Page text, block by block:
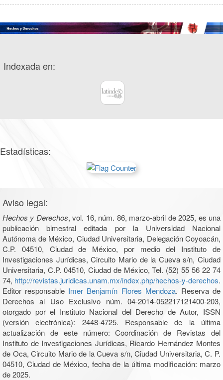
Indexada en:
Estadísticas:
Aviso legal:
Hechos y Derechos, vol. 16, núm. 86, marzo-abril de 2025, es una
publicación bimestral editada por la Universidad Nacional
Autónoma de México, Ciudad Universitaria, Delegación Coyoacán,
C.P. 04510, Ciudad de México, por medio del Instituto de
Investigaciones Jurídicas, Circuito Mario de la Cueva s/n, Ciudad
Universitaria, C.P. 04510, Ciudad de México, Tel. (52) 55 56 22 74
74, http://revistas.juridicas.unam.mx/index.php/hechos-y-derechos.
Editor responsable Imer Benjamín Flores Mendoza. Reserva de
Derechos al Uso Exclusivo núm. 04-2014-052217121400-203,
otorgado por el Instituto Nacional del Derecho de Autor, ISSN
(versión electrónica): 2448-4725. Responsable de la última
actualización de este número: Coordinación de Revistas del
Instituto de Investigaciones Jurídicas, Ricardo Hernández Montes
de Oca, Circuito Mario de la Cueva s/n, Ciudad Universitaria, C. P.
04510, Ciudad de México, fecha de la última modificación: marzo
de 2025.